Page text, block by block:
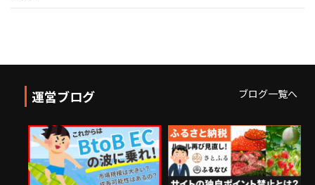
運営ブログ ブログ一覧へ